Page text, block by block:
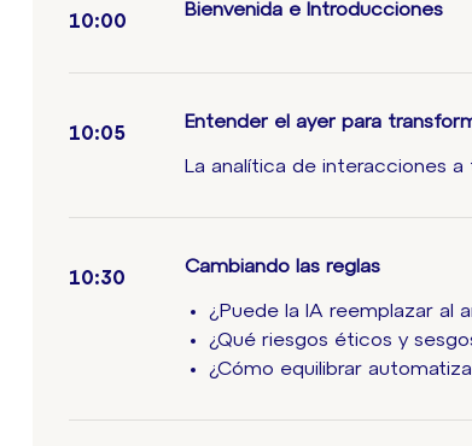
10:00
Bienvenida e Introducciones
10:05
Entender el ayer para
La analítica de interacciones
10:30
Cambiando las reglas
¿Puede la IA reemplazar al
¿Qué riesgos éticos y
¿Cómo equilibrar